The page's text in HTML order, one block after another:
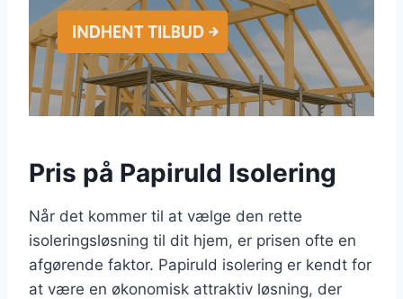
Pris på Papiruld Isolering
Når det kommer til at vælge den rette
isoleringsløsning til dit hjem, er prisen ofte en
afgørende faktor. Papiruld isolering er kendt for
at være en økonomisk attraktiv løsning, der